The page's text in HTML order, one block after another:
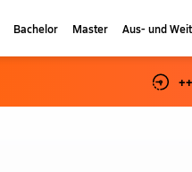
Bachelor Master Aus- und